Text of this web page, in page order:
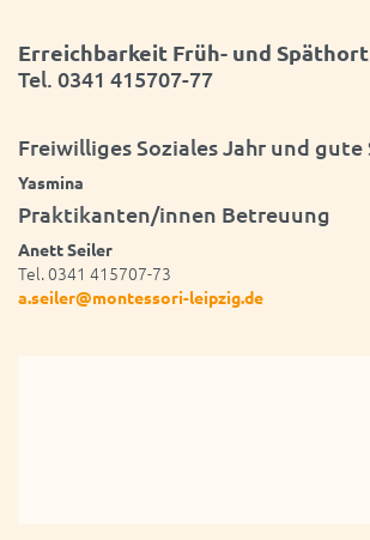
Erreichbarkeit Früh- und Späthort
Tel. 0341 415707-77
Freiwilliges Soziales Jahr und gute
Yasmina
Praktikanten/innen Betreuung
Anett Seiler
Tel. 0341 415707-73
a.seiler@montessori-leipzig.de